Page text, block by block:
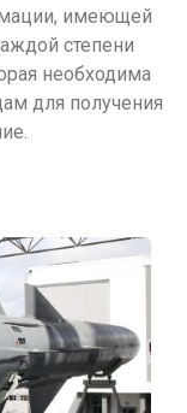
имеющей
степени
необходима
для получения